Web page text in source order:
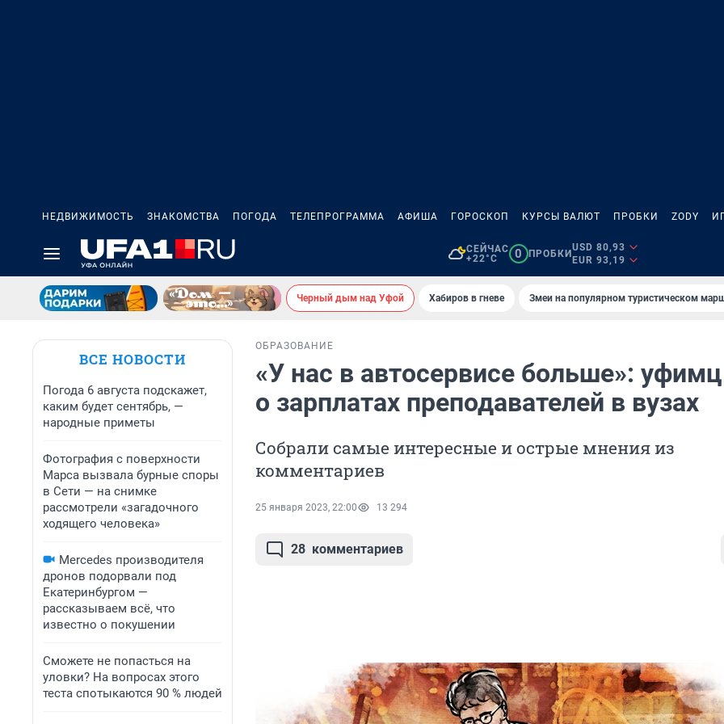
НЕДВИЖИМОСТЬ ЗНАКОМСТВА ПОГОДА ТЕЛЕПРОГРАММА АФИША ГОРОСКОП КУРСЫ ВАЛЮТ ПРОБКИ ZODY
СЕЙЧАС
+22°C
0 ПРОБКИ
USD 80,93
EUR 93,19
Черный дым над Уфой Хабиров в гневе Змеи на популярном туристическом
ВСЕ НОВОСТИ
Погода 6 августа подскажет,
каким будет сентябрь, —
народные приметы
Фотография с поверхности
Марса вызвала бурные споры
в Сети — на снимке
рассмотрели «загадочного
ходящего человека»
Mercedes производителя
дронов подорвали под
Екатеринбургом —
рассказываем всё, что
известно о покушении
Сможете не попасться на
уловки? На вопросах этого
теста спотыкаются 90 % людей
ОБРАЗОВАНИЕ
«У нас в автосервисе больше»:
о зарплатах преподавателей в вузах
Собрали самые интересные и острые мнения из
комментариев
25 января 2023, 22:00 13 294
28 комментариев